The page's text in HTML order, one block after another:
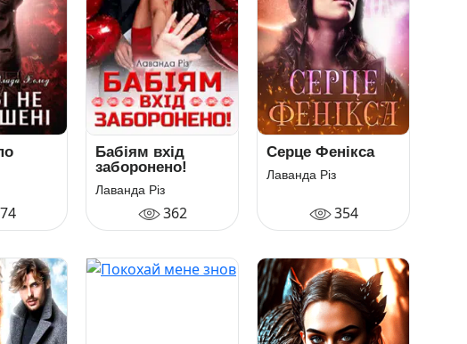
Бабіям вхід
заборонено!
Лаванда Різ
362
Серце Фенікса
Лаванда Різ
354